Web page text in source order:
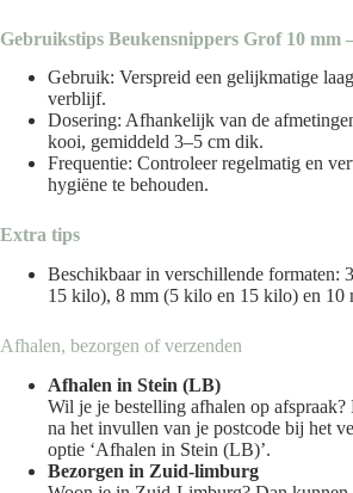
Gebruikstips Beukensnippers Grof 10 mm
Gebruik: Verspreid een gelijkmatige
verblijf.
Dosering: Afhankelijk van de
kooi, gemiddeld 3–5 cm dik.
Frequentie: Controleer regelmatig en
hygiëne te behouden.
Extra tips
Beschikbaar in verschillende formaten:
15 kilo), 8 mm (5 kilo en 15 kilo) en 10
Afhalen, bezorgen of verzenden
Afhalen in Stein (LB)
Wil je je bestelling afhalen op
na het invullen van je postcode bij het
optie ‘Afhalen in Stein (LB)’.
Bezorgen in Zuid-limburg